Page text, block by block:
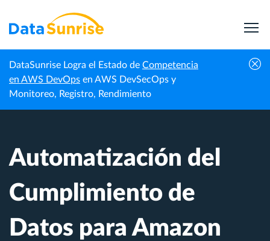
DataSunrise Logra el Estado de Competencia
en AWS DevOps en AWS DevSecOps y
Monitoreo, Registro, Rendimiento
Inicio
Centro de
Conocimiento
Automatización del Cumplimiento de Datos
para Amazon DynamoDB
Automatización del
Cumplimiento de
Datos para Amazon